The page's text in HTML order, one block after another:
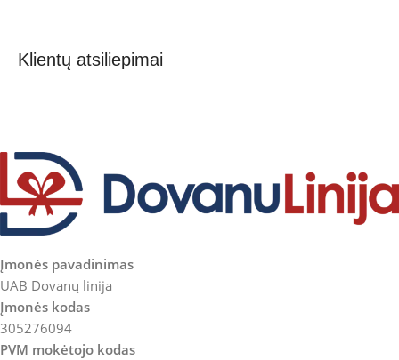
Klientų atsiliepimai
Įmonės pavadinimas
UAB Dovanų linija
Įmonės kodas
305276094
PVM mokėtojo kodas